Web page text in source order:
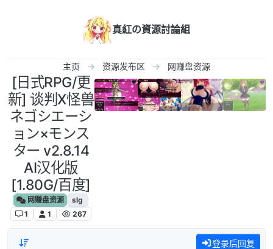
真紅の資源討論組
主页 资源发布区 网赚盘资源
[日式RPG/更
新] 谈判X怪兽
ネゴシエーシ
ョン×モンス
ター v2.8.14
AI汉化版
[1.80G/百度]
网赚盘资源
slg
1
1 267
登录后回复